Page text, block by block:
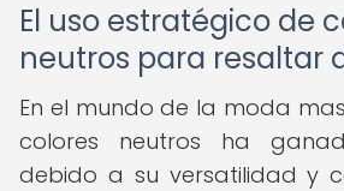
El uso estratégico de
neutros para resaltar
En el mundo de la moda
colores neutros ha
debido a su versatilidad y